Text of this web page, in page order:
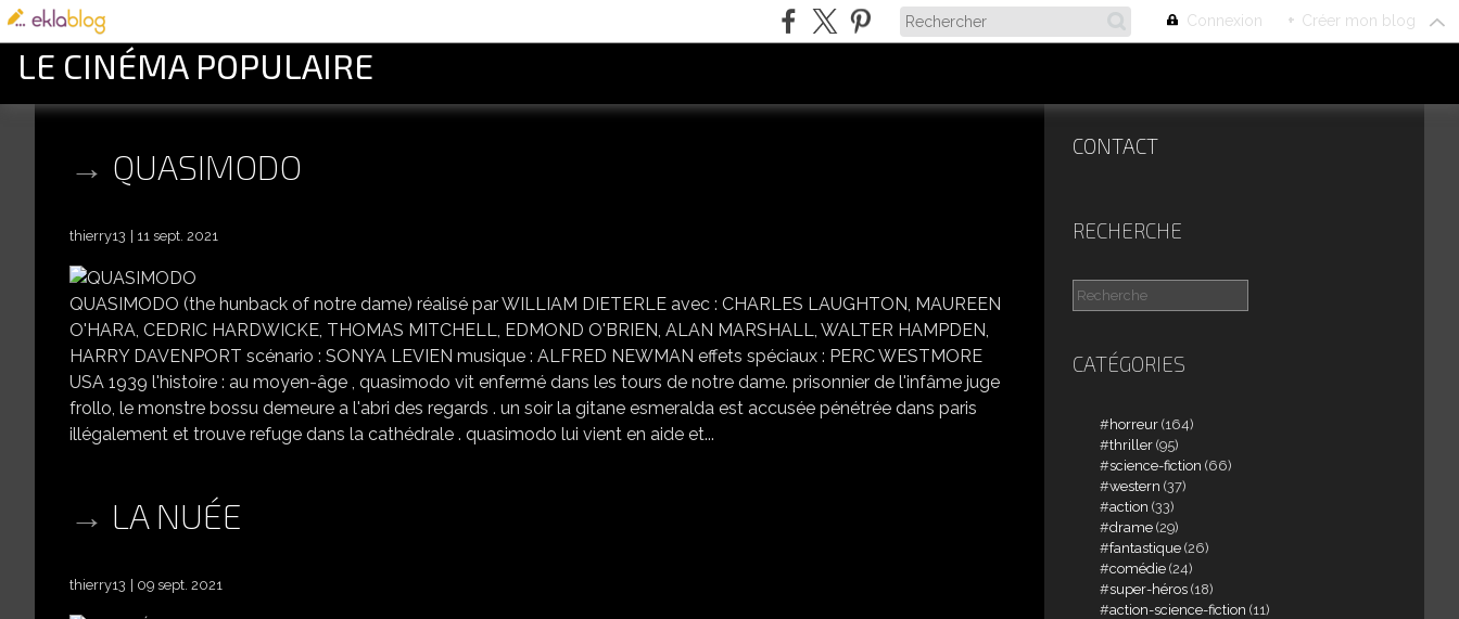
Connexion + Créer mon blog
LE CINÉMA POPULAIRE
QUASIMODO
thierry13 11 sept. 2021
QUASIMODO (the hunback of notre dame) réalisé par WILLIAM DIETERLE avec : CHARLES LAUGHTON, MAUREEN
O'HARA, CEDRIC HARDWICKE, THOMAS MITCHELL, EDMOND O'BRIEN, ALAN MARSHALL, WALTER HAMPDEN,
HARRY DAVENPORT scénario : SONYA LEVIEN musique : ALFRED NEWMAN effets spéciaux : PERC WESTMORE
USA 1939 l'histoire : au moyen-âge , quasimodo vit enfermé dans les tours de notre dame. prisonnier de l'infâme juge
frollo, le monstre bossu demeure a l'abri des regards . un soir la gitane esmeralda est accusée pénétrée dans paris
illégalement et trouve refuge dans la cathédrale . quasimodo lui vient en aide et...
LA NUÉE
thierry13 09 sept. 2021
CONTACT
RECHERCHE
CATÉGORIES
horreur (164)
thriller (95)
science-fiction (66)
western (37)
action (33)
drame (29)
fantastique (26)
comédie (24)
super-héros (18)
action-science-fiction (11)